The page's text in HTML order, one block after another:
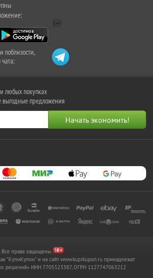
поблизости,
любых покупках
предложения
права защищены.
"КупиКупон" и на сайт www.kupikupon.ru принадлежат
решений» ИНН 7705523387, ОГРН 1127747063212